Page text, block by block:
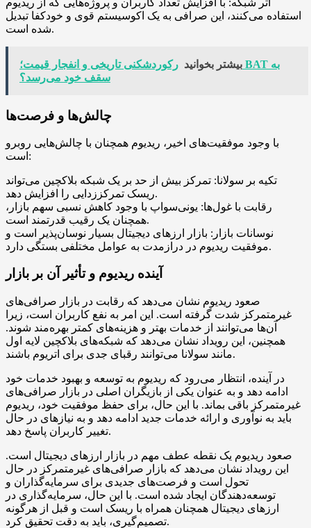
اثر شبکه: با افزایش تعداد کاربران و پروژه‌هایی که از ریدیوم
استفاده می‌کنند، این صرافی به یک اکوسیستم قوی و خودکفا تبدیل
شده است.
بیشتر بخوانید رکوردشکنی تاریخی و انفجار قیمت؛ BAT به
سقف خود می‌رسد؟
چالش‌ها و فرصت‌ها
با وجود موفقیت‌های اخیر، ریدیوم همچنان با چالش‌هایی روبرو
است:
تکیه بر سولانا: تمرکز بیش از حد بر یک شبکه بلاکچین می‌تواند
ریسک تمرکززدایی را افزایش دهد.
رقابت با غول‌ها: یونی‌سواپ با وجود کاهش نسبی سهم بازار،
همچنان یک رقیب قدرتمند است.
نوسانات بازار: بازار ارزهای دیجیتال بسیار نوسان‌پذیر است و
موفقیت ریدیوم در درازمدت به عوامل مختلفی بستگی دارد.
آینده ریدیوم و تأثیر آن بر بازار
صعود ریدیوم نشان می‌دهد که رقابت در بازار صرافی‌های
غیرمتمرکز شدت گرفته است. این امر به نفع کاربران است، زیرا
آن‌ها می‌توانند از خدمات بهتر و هزینه‌های کمتر بهره‌مند شوند.
همچنین، این رویداد نشان می‌دهد که شبکه‌های بلاکچین لایه اول
مانند سولانا می‌توانند رقبای جدی برای اتریوم باشند.
در آینده، انتظار می‌رود که ریدیوم به توسعه و بهبود خدمات خود
ادامه دهد و به عنوان یکی از بازیگران اصلی در بازار صرافی‌های
غیرمتمرکز باقی بماند. با این حال، برای حفظ موفقیت خود، ریدیوم
باید به نوآوری و ارائه خدمات جدید ادامه دهد و به نیازهای در حال
تغییر کاربران پاسخ دهد.
صعود ریدیوم یک نقطه عطف مهم در بازار ارزهای دیجیتال است.
این رویداد نشان می‌دهد که بازار صرافی‌های غیرمتمرکز در حال
تحول است و فرصت‌های جدیدی برای سرمایه‌گذاران و
توسعه‌دهندگان ایجاد شده است. با این حال، سرمایه‌گذاری در
ارزهای دیجیتال همچنان همراه با ریسک است و قبل از هرگونه
تصمیم‌گیری، باید به دقت تحقیق کرد.